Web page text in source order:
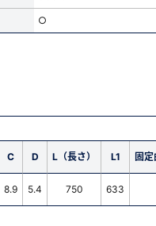
○
C D L（長さ） L1 固
8.9 5.4 750 633